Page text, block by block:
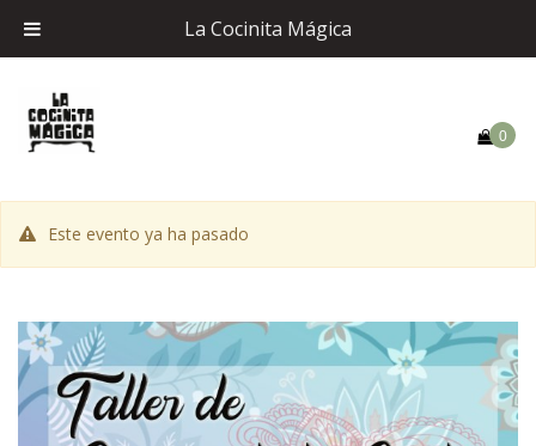
0
Este evento ya ha pasado
La Cocinita Mágica